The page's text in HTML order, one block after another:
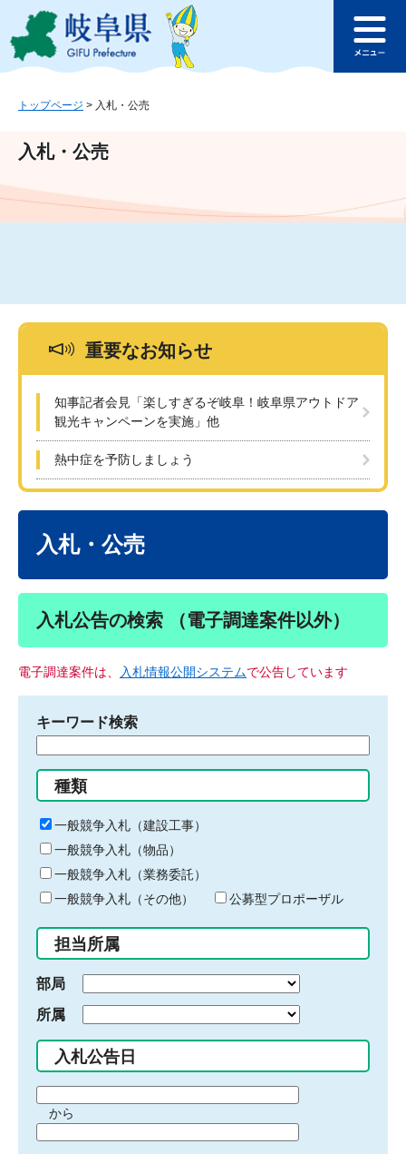
ジ
ュ
文
このページの本文へ
ュ
トップページ > 入札・公売
入札・公売
重要なお知らせ
知事記者会見「楽しすぎるぞ岐阜！岐阜県アウトドア
観光キャンペーンを実施」他
熱中症を予防しましょう
入札・公売
入札公告の検索 （電子調達案件以外）
電子調達案件は、 入札情報公開システムで公告しています
キーワード検索
る
キ
ー
ワ
ー
ド
入
力
種類
一般競争入札（建設工事）
一般競争入札（物品）
一般競争入札（業務委託）
一般競争入札（その他）
公募型プロポーザル
担当所属
部局
所属
入札公告日
間から